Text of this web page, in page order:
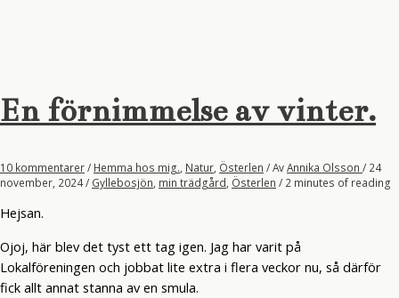
En förnimmelse av vinter.
10 kommentarer/ Hemma hos mig. Natur Österlen / AvAnnika Olsson / 24
november, 2024/ Gyllebosjön min trädgård Österlen / 2 minutes of reading
Hejsan.
Ojoj, här blev det tyst ett tag igen. Jag har varit på
Lokalföreningen och jobbat lite extra i flera veckor nu, så därför
fick allt annat stanna av en smula.